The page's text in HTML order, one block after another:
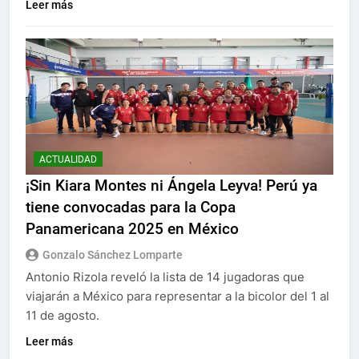
Leer más
ACTUALIDAD
¡Sin Kiara Montes ni Ángela Leyva! Perú ya
tiene convocadas para la Copa
Panamericana 2025 en México
Gonzalo Sánchez Lomparte
Antonio Rizola reveló la lista de 14 jugadoras que
viajarán a México para representar a la bicolor del 1 al
11 de agosto.
Leer más